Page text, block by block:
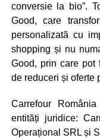
conversie la bio”.
Good, care
personalizată cu
shopping și nu
Good, prin care pot
de reduceri și oferte
Carrefour
entități juridice:
Operațional SRL și